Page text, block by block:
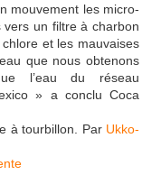
mouvement les micro-
un filtre à charbon
et les mauvaises
que nous obtenons
l’eau du réseau
» a conclu Coca
à tourbillon. Par Ukko-